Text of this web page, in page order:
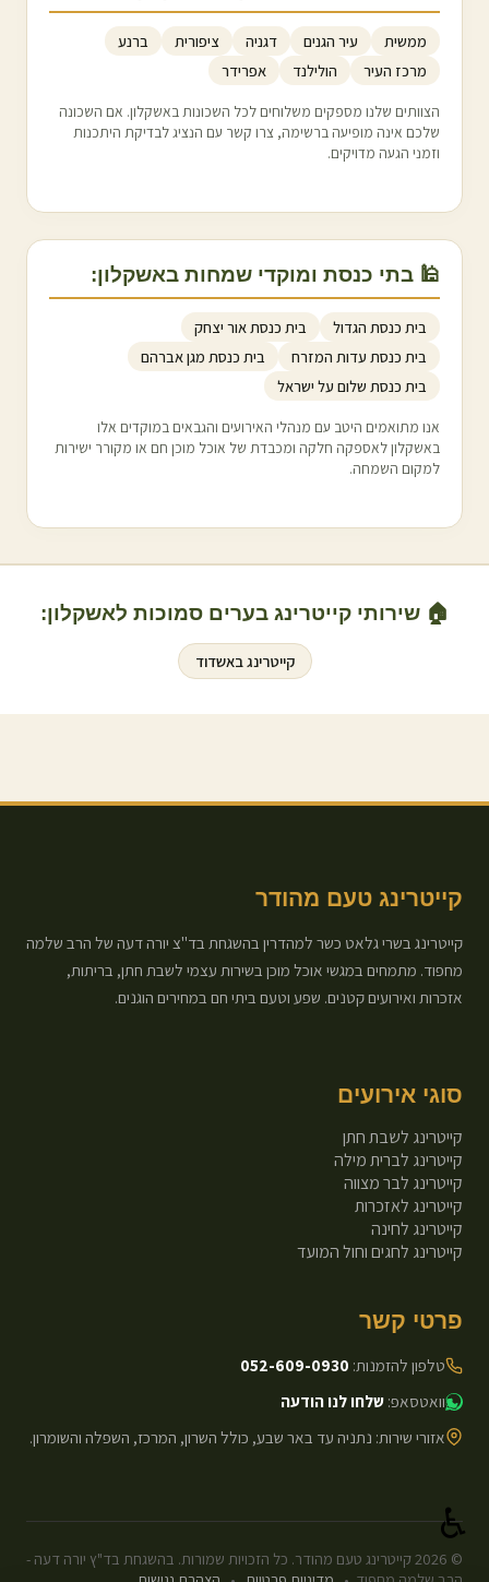
ממשית עיר הגנים דגניה ציפורית
ברנע
מרכז העיר
הולילנד אפרידר
הצוותים שלנו מספקים משלוחים לכל השכונות באשקלון. אם השכונה
שלכם אינה מופיעה ברשימה, צרו קשר עם הנציג לבדיקת היתכנות
וזמני הגעה מדויקים.
🕌 בתי כנסת ומוקדי שמחות באשקלון:
בית כנסת הגדול
בית כנסת אור יצחק
בית כנסת עדות המזרח
בית כנסת מגן אברהם
בית כנסת שלום על ישראל
אנו מתואמים היטב עם מנהלי האירועים והגבאים במוקדים אלו
באשקלוןלאספקה חלקה ומכבדת של אוכל מוכן חם או מקורר ישירות
למקום השמחה.
🏠 שירותי קייטרינג בערים סמוכות לאשקלון:
קייטרינג באשדוד
קייטרינג טעם מהודר
קייטרינג בשרי גלאט כשר למהדרין בהשגחת בד"צ יורה דעה של הרב שלמה
מחפוד. מתמחים במגשי אוכל מוכן בשירות עצמי לשבת חתן, בריתות,
אזכרות ואירועים קטנים. שפע וטעם ביתי חם במחירים הוגנים.
סוגי אירועים
קייטרינג לשבת חתן
קייטרינג לברית מילה
קייטרינג לבר מצווה
קייטרינג לאזכרות
קייטרינג לחינה
קייטרינג לחגים וחול המועד
פרטי קשר
טלפון להזמנות: 052-609-0930
וואטסאפ: שלחו לנו הודעה
אזורי שירות: נתניה עד באר שבע, כולל השרון, המרכז, השפלה והשומרון.
©
2026קייטרינג טעם מהודר. כל הזכויות שמורות. בהשגחת בד"ץ יורה דעה -
♿